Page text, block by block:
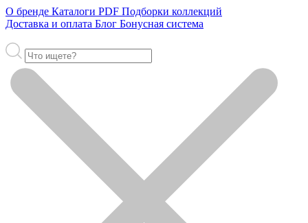
О бренде Каталоги PDF Подборки коллекций
Доставка и оплата Блог Бонусная система